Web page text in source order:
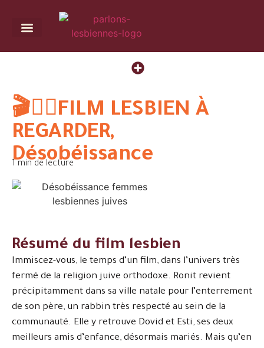
🎬🏳️‍🌈FILM LESBIEN À
REGARDER,
Désobéissance
1 min de lecture
Résumé du film lesbien
Immiscez-vous, le temps d’un film, dans l’univers très
fermé de la religion juive orthodoxe. Ronit revient
précipitamment dans sa ville natale pour l’enterrement
de son père, un rabbin très respecté au sein de la
communauté. Elle y retrouve Dovid et Esti, ses deux
meilleurs amis d’enfance, désormais mariés. Mais qu’en